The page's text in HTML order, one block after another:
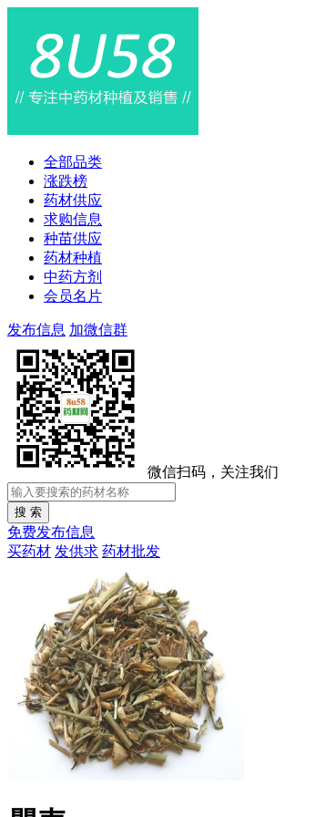
全部品类
涨跌榜
药材供应
求购信息
种苗供应
药材种植
中药方剂
会员名片
发布信息 加微信群
微信扫码，关注我们
免费发布信息
买药材 发供求 药材批发